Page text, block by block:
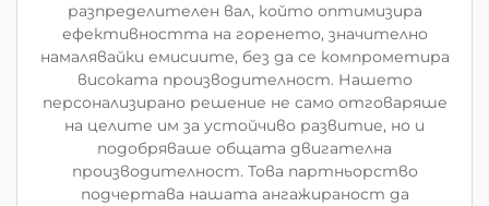
разпределителен вал, който оптимизира
ефективността на горенето, значително
намалявайки емисиите, без да се компрометира
високата производителност. Нашето
персонализирано решение не само отговаряше
на целите им за устойчиво развитие, но и
подобряваше общата двигателна
производителност. Това партньорство
подчертава нашата ангажираност да